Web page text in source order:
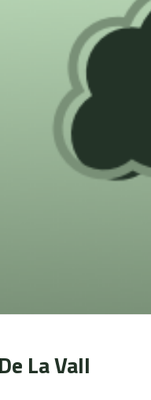
La Vall